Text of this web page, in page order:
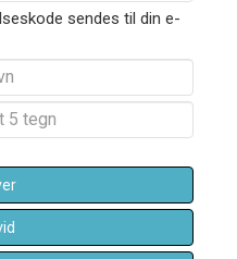
sendes til din e-